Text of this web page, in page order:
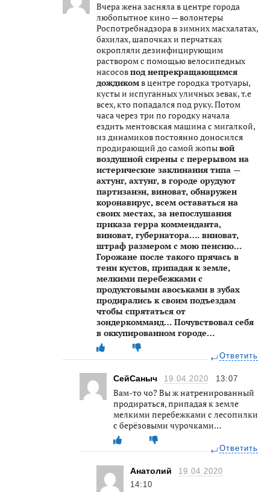
Вчера жена засняла в центре города
любопытное кино — волонтеры
Роспотребнадзора в зимних масхалатах,
бахилах, шапочках и перчатках
окропляли дезинфицирующим
раствором с помощью велосипедных
насосовпод непрекращающимся
дождикомв центре городка тротуары,
кусты и испуганных уличных зевак, т.е
всех, кто попадался под руку. Потом
часа через три по городку начала
ездить ментовская машина с мигалкой,
из динамиков постоянно доносился
продирающий до самой жопывой
воздушной сирены с перерывом на
истерические заклинания типа —
ахтунг, ахтунг, в городе орудуют
партизанэн, виноват, обнаружен
коронавирус, всем оставаться на
своих местах, за непослушания
приказа герра комменданта,
виноват, губернатора…. виноват,
штраф размером с мою пенсию…
Горожане после такого прячась в
тени кустов, припадая к земле,
мелкими перебежками с
продуктовыми авоськами в зубах
продирались к своим подъездам
чтобы спрятаться от
зондеркомманд… Почувствовал себя
в оккупированном городе…
Ответить
СейСаныч 19.04.2020 13:07
Вам-то чо? Вы ж натренированный
продираться, припадая к земле
мелкими перебежками с лесопилки
с берёзовыми чурочками…
Ответить
Анатолий
19.04.2020
14:10